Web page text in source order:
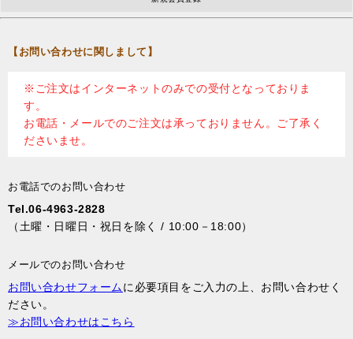
【お問い合わせに関しまして】
※ご注文はインターネットのみでの受付となっておりま
す。
お電話・メールでのご注文は承っておりません。ご了承く
ださいませ。
お電話でのお問い合わせ
Tel.06-4963-2828
（土曜・日曜日・祝日を除く / 10:00－18:00）
メールでのお問い合わせ
お問い合わせフォームに必要項目をご入力の上、お問い合わせく
ださい。
≫お問い合わせはこちら